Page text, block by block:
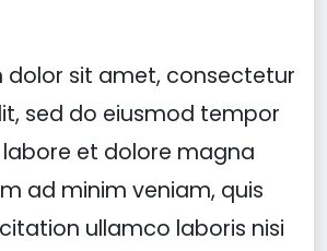
dolor sit amet, consectetur
sed do eiusmod tempor
et dolore magna
ad minim veniam, quis
ullamco laboris nisi